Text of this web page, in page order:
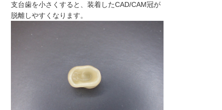
支台歯を小さくすると、装着したCAD/CAM冠が
脱離しやすくなります。